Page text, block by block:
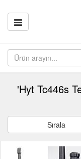
'Hyt Tc446s
Sırala